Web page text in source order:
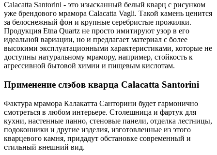
Calacatta Santorini - это изысканный белый кварц с рисунком
уже брендового мрамора Calacatta Vagli. Такой камень ценится
за белоснежный фон и крупные серебристые прожилки.
Продукция Etna Quartz не просто имитируют узор в его
идеальной вариации, но и предлагает материал с более
высокими эксплуатационными характеристиками, которые не
доступны натуральному мрамору, например, стойкость к
агрессивной бытовой химии и пищевым кислотам.
Применение слэбов кварца Calacatta Santorini
Фактура мрамора Калакатта Санторини будет гармонично
смотреться в любом интерьере. Столешница и фартук для
кухни, настенные панно, стеновые панели, отделка лестницы,
подоконники и другие изделия, изготовленные из этого
кварцевого камня, придадут обстановке современный и
стильный внешний вид.